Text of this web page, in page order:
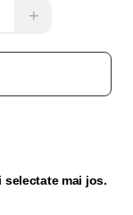
+
selectate mai jos.